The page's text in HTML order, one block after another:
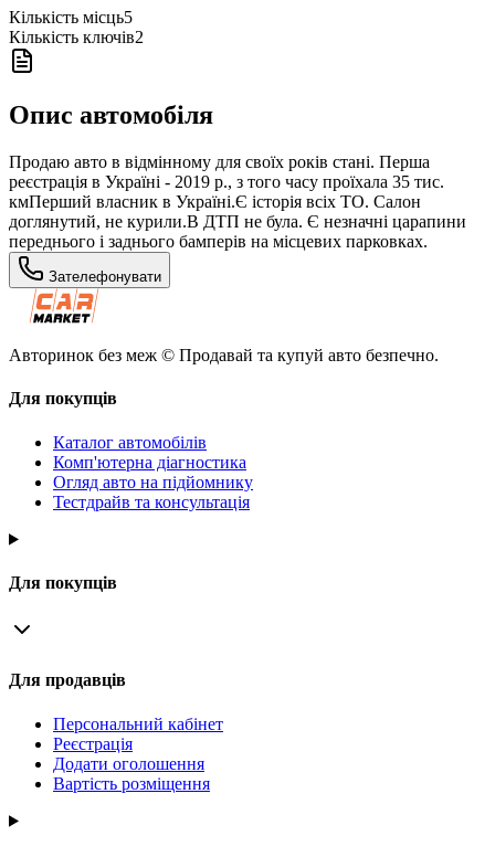
Кількість місць5
Кількість ключів2
Опис автомобіля
Продаю авто в відмінному для своїх років стані. Перша
реєстрація в Україні - 2019 р., з того часу проїхала 35 тис.
кмПерший власник в Україні.Є історія всіх ТО. Салон
доглянутий, не курили.В ДТП не була. Є незначні царапини
переднього і заднього бамперів на місцевих парковках.
Зателефонувати
Авторинок без меж © Продавай та купуй авто безпечно.
Для покупців
Каталог автомобілів
Комп'ютерна діагностика
Огляд авто на підйомнику
Тестдрайв та консультація
Для покупців
Для продавців
Персональний кабінет
Реєстрація
Додати оголошення
Вартість розміщення